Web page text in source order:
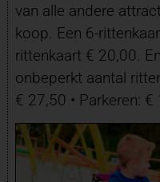
van alle andere
koop. Een 6-
rittenkaart € 20,00.
onbeperkt aantal
€ 27,50 • Parkeren: €